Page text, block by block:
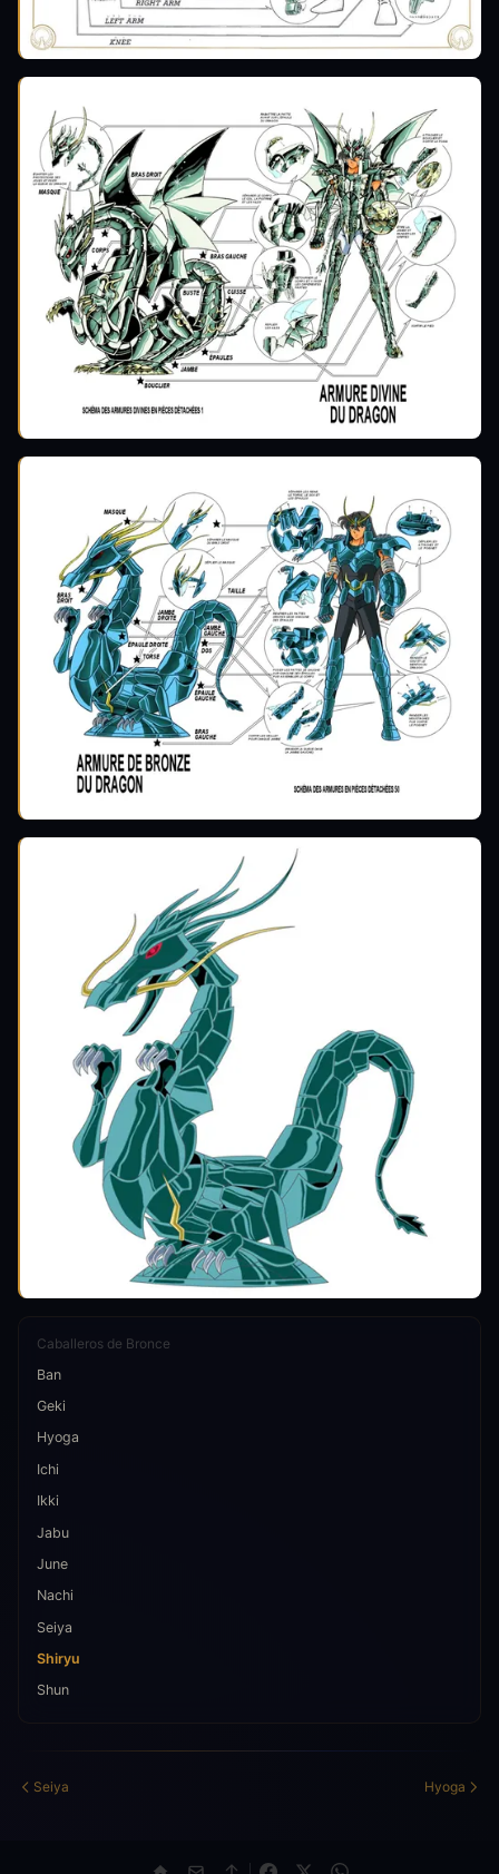
Caballeros de Bronce
Ban
Geki
Hyoga
Ichi
Ikki
Jabu
June
Nachi
Seiya
Shiryu
Shun
Seiya Hyoga